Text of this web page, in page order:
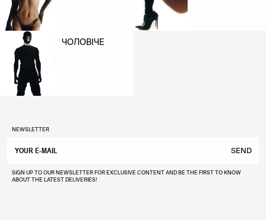
ЧОЛОВІЧЕ
NEWSLETTER
SEND
SIGN UP TO OUR NEWSLETTER FOR EXCLUSIVE CONTENT AND BE THE FIRST TO KNOW
ABOUT THE LATEST DELIVERIES!